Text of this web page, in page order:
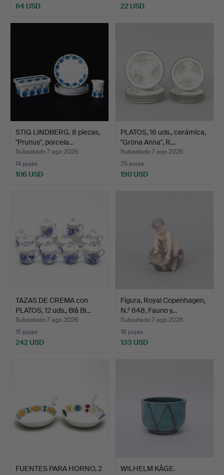
64 USD 22 USD
STIG LINDBERG. 8 piezas,
"Prunus", porcela…
Subastado 7 ago 2026
14 pujas
106 USD
PLATOS, 16 uds., cerámica,
"Gröna Anna", R…
Subastado 7 ago 2026
25 pujas
190 USD
TAZAS DE CREMA con
PLATOS, 12 uds., Blå Bl…
Subastado 7 ago 2026
15 pujas
242 USD
Figura, Royal Copenhagen,
N.º 648, Fauno y…
Subastado 7 ago 2026
18 pujas
133 USD
FUENTES PARA HORNO, 2
WILHELM KÅGE.